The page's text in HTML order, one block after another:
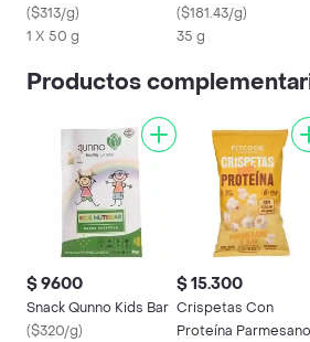
Mantequilla y Jalea
($313/g)
1 X 50 g
($181.43/g)
35 g
Productos
$ 9600
Snack Qunno Kids Bar
($320/g)
$ 15.300
Crispetas Con
Proteína